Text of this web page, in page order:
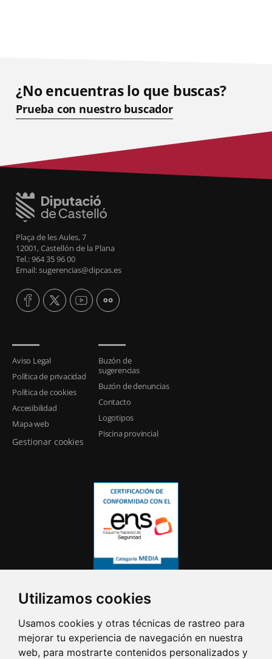
Utilizamos cookies
Usamos cookies y otras técnicas de rastreo para
mejorar tu experiencia de navegación en nuestra
web, para mostrarte contenidos personalizados y
¿No encuentras lo que buscas?
Prueba con nuestro buscador
Plaça de les Aules, 7
12001, Castellón de la Plana
Tel.: 964 35 96 00
Email: sugerencias@dipcas.es
Aviso Legal
Política de privacidad
Política de cookies
Accesibilidad
Mapa web
Gestionar cookies
Buzón de
sugerencias
Buzón de denuncias
Contacto
Logotipos
Piscina provincial